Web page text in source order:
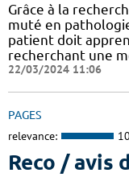
Grâce à la
muté en
patient doit
recherchant une
22/03/2024 11:06
PAGES
relevance:
Reco / avis